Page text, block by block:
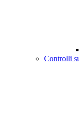
Controlli